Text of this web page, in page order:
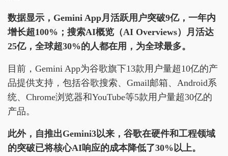
数据显示，Gemini App月活跃用户突破9亿，一年内
增长超100%；搜索AI概览（AI Overviews）月活达
25亿，全球超30%的人都在用，为全球最多。
目前，Gemini App为谷歌旗下13款用户量超10亿的产
品提供支持，包括谷歌搜索、Gmail邮箱、Android系
统、Chrome浏览器和YouTube等5款用户量超30亿的
产品。
此外，自推出Gemini3以来，谷歌在硬件和工程领域
的突破已将核心AI响应的成本降低了30%以上。